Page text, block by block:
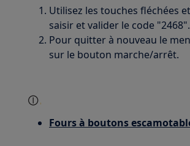
Utilisez les touches fléchées
saisir et valider le code "2468".
Pour quitter à nouveau le
sur le bouton marche/arrêt.
Fours à boutons